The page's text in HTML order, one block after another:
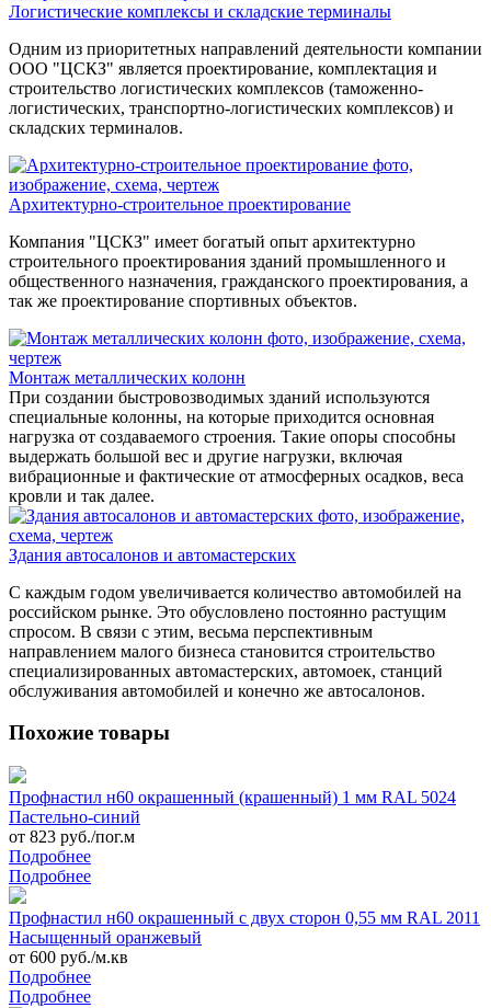
Логистические комплексы и складские терминалы
Одним из приоритетных направлений деятельности компании
ООО "ЦСКЗ" является проектирование, комплектация и
строительство логистических комплексов (таможенно-
логистических, транспортно-логистических комплексов) и
складских терминалов.
Архитектурно-строительное проектирование
Компания "ЦСКЗ" имеет богатый опыт архитектурно
строительного проектирования зданий промышленного и
общественного назначения, гражданского проектирования, а
так же проектирование спортивных объектов.
Монтаж металлических колонн
При создании быстровозводимых зданий используются
специальные колонны, на которые приходится основная
нагрузка от создаваемого строения. Такие опоры способны
выдержать большой вес и другие нагрузки, включая
вибрационные и фактические от атмосферных осадков, веса
кровли и так далее.
Здания автосалонов и автомастерских
С каждым годом увеличивается количество автомобилей на
российском рынке. Это обусловлено постоянно растущим
спросом. В связи с этим, весьма перспективным
направлением малого бизнеса становится строительство
специализированных автомастерских, автомоек, станций
обслуживания автомобилей и конечно же автосалонов.
Похожие товары
Профнастил н60 окрашенный (крашенный) 1 мм RAL 5024
Пастельно-синий
от 823 руб./пог.м
Подробнее
Подробнее
Профнастил н60 окрашенный с двух сторон 0,55 мм RAL 2011
Насыщенный оранжевый
от 600 руб./м.кв
Подробнее
Подробнее